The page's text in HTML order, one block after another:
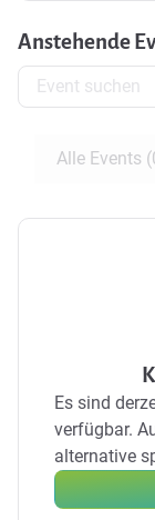
Anstehende
Alle Events
Es sind
verfügbar.
alternative